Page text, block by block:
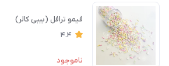
فیمو ترافل (بیبی کالر)
4.4
ناموجود